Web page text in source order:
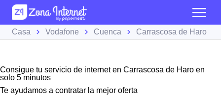
Casa Vodafone Cuenca Carrascosa de Haro
Consigue tu servicio de internet en Carrascosa de Haro en
solo 5 minutos
Te ayudamos a contratar la mejor oferta